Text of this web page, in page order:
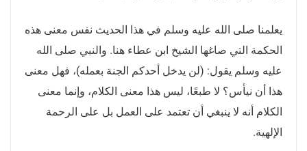
يعلمنا صلى الله عليه وسلم في هذا الحديث نفس معنى هذه
الحكمة التي صاغها الشيخ ابن عطاء هنا. والنبي صلى الله
عليه وسلم يقول: (لن يدخل أحدكم الجنة بعمله)، فهل معنى
هذا أن نيأس؟ لا طبعًا، ليس هذا معنى الكلام، وإنما معنى
الكلام أنه لا ينبغي أن تعتمد على العمل بل على الرحمة
الإلهية.